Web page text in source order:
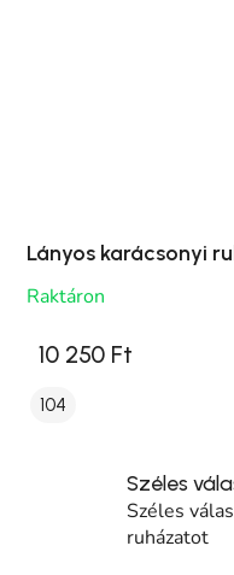
Lányos karácsonyi
Raktáron
10 250 Ft
104
Széles
Széles
ruházatot